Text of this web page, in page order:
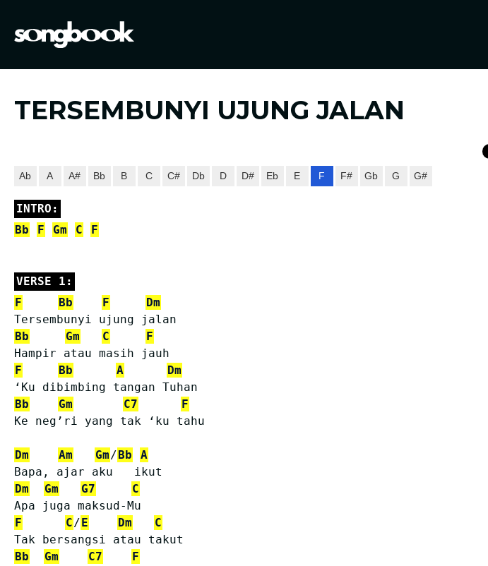
TERSEMBUNYI UJUNG JALAN
Ab A A# Bb B C C# Db D D# Eb E F F# Gb G G#
INTRO:
Bb
F Gm C F
VERSE 1:
F
Bb F
Dm
Tersembunyi ujung jalan
Bb
Gm C
F
Hampir atau masih jauh
F
Bb A
Dm
‘Ku dibimbing tangan Tuhan
Bb
Gm C7
F
Ke neg’ri yang tak ‘ku tahu
Dm Am Gm/ Bb
A
Bapa, ajar aku   ikut
Dm
Gm G7
C
Apa juga maksud-Mu
F
C/ E Dm
C
Tak bersangsi atau takut
Bb
Gm C7
F
Home